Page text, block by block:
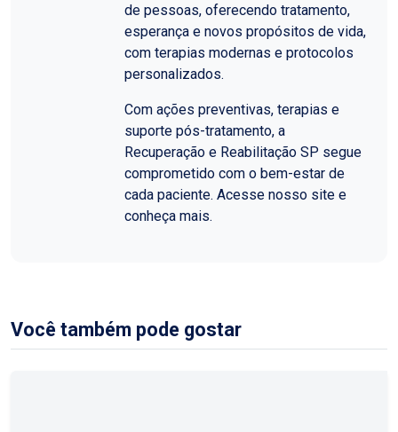
de pessoas, oferecendo tratamento,
esperança e novos propósitos de vida,
com terapias modernas e protocolos
personalizados.
Com ações preventivas, terapias e
suporte pós-tratamento, a
Recuperação e Reabilitação SP segue
comprometido com o bem-estar de
cada paciente. Acesse nosso site e
conheça mais.
Você também pode gostar